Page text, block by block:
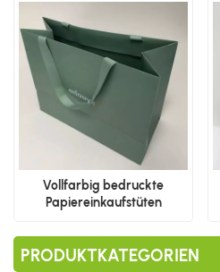
Vollfarbig bedruckte
Papiereinkaufstüten
PRODUKTKATEGORIEN